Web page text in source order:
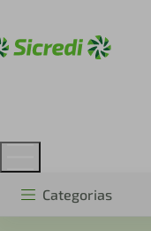
Categorias